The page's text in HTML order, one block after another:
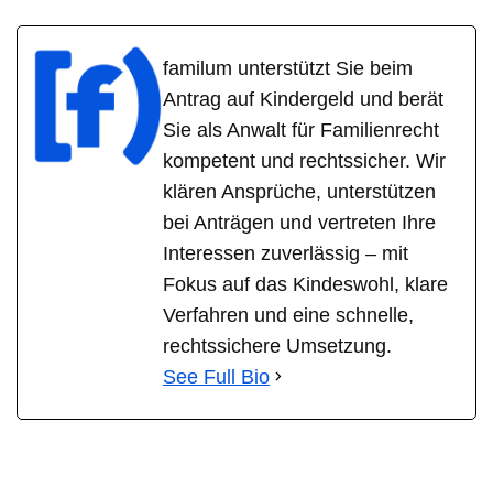
familum unterstützt Sie beim
Antrag auf Kindergeld und berät
Sie als Anwalt für Familienrecht
kompetent und rechtssicher. Wir
klären Ansprüche, unterstützen
bei Anträgen und vertreten Ihre
Interessen zuverlässig – mit
Fokus auf das Kindeswohl, klare
Verfahren und eine schnelle,
rechtssichere Umsetzung.
See Full Bio